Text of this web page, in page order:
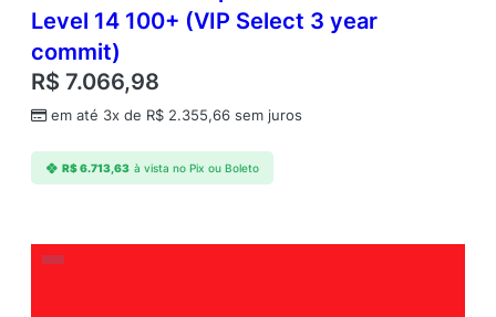
Level 14 100+ (VIP Select 3 year
commit)
R$ 7.066,98
em até 3x de R$ 2.355,66 sem juros
R$6.713,63 à vista no Pix ou Boleto